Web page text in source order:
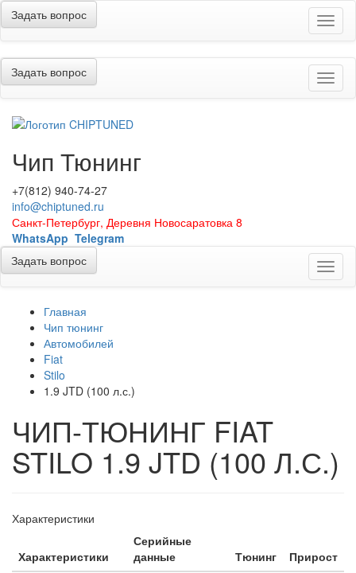
Меню
Задать вопрос
Меню
Задать вопрос
Чип Тюнинг
+7(812) 940-74-27
info@chiptuned.ru
Санкт-Петербург, Деревня Новосаратовка 8
WhatsApp Telegram
Меню
Задать вопрос
Главная
Чип тюнинг
Автомобилей
Fiat
Stilo
1.9 JTD (100 л.с.)
ЧИП-ТЮНИНГ FIAT
STILO 1.9 JTD (100 Л.С.)
Характеристики
Характеристики
Серийные
данные
Тюнинг
Прирост